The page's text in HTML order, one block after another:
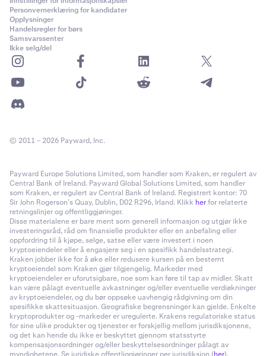
Personvernerklæring for kandidater
Opplysninger
Handelsregler for børs
Samsvarssenter
Ikke selg/del
© 2011 – 2026 Payward, Inc.
Payward Europe Solutions Limited, som handler som Kraken, er regulert av
Central Bank of Ireland. Payward Global Solutions Limited, som handler
som Kraken, er regulert av Central Bank of Ireland. Registrert kontor: 70
Sir John Rogerson’s Quay, Dublin, D02 R296, Irland. Klikk herfor relaterte
retningslinjer og offentliggjøringer.
Disse materialene er bare ment som generell informasjon og utgjør ikke
investeringsråd, råd om finansielle produkter eller en anbefaling eller
oppfordring til å kjøpe, selge, satse eller være investert i noen
kryptoeiendeler eller å engasjere seg i en spesifikk handelsstrategi.
Kraken jobber ikke for å øke eller redusere kursen på en bestemt
kryptoeiendel som Kraken gjør tilgjengelig. Markeder med
kryptoeiendeler er uforutsigbare, noe som kan føre til tap av midler. Skatt
kan være pålagt eventuelle avkastninger og/eller eventuelle verdiøkninger
av kryptoeiendeler, og du bør oppsøke uavhengig rådgivning om din
spesifikke skattesituasjon. Geografiske begrensninger kan gjelde. Enkelte
kryptoprodukter og -markeder er uregulerte. Krakens regulatoriske status
for sine ulike produkter og tjenester er forskjellig mellom jurisdiksjonene,
og det kan hende du ikke er beskyttet gjennom statsstyrte
kompensasjonsordninger og/eller beskyttelsesordninger pålagt av